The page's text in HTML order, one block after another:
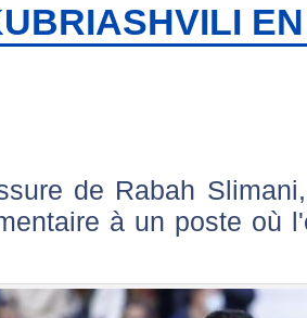
de Rabah
à un poste où